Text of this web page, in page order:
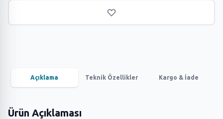
Açıklama Teknik Özellikler Kargo & İade
Ürün Açıklaması